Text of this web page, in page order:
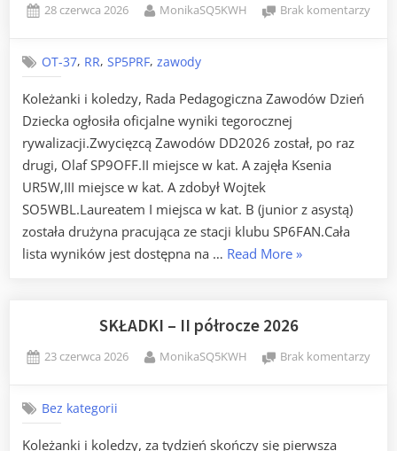
Posted
28 czerwca 2026 By
MonikaSQ5KWH Brak komentarzydo
OT-37, RR,SP5PRF,zawody
Koleżanki i koledzy, Rada Pedagogiczna Zawodów Dzień
Dziecka ogłosiła oficjalne wyniki tegorocznej
rywalizacji.Zwycięzcą Zawodów DD2026 został, po raz
drugi, Olaf SP9OFF.II miejsce w kat. A zajęła Ksenia
UR5W,III miejsce w kat. A zdobył Wojtek
SO5WBL.Laureatem I miejsca w kat. B (junior z asystą)
została drużyna pracująca ze stacji klubu SP6FAN.Cała
lista wyników jest dostępna na … Read More„Zawody
wyniki”
»
SKŁADKI – II półrocze 2026
Posted
23 czerwca 2026 By
MonikaSQ5KWH Brak komentarzydo
Bez kategorii
Koleżanki i koledzy, za tydzień skończy się pierwsza